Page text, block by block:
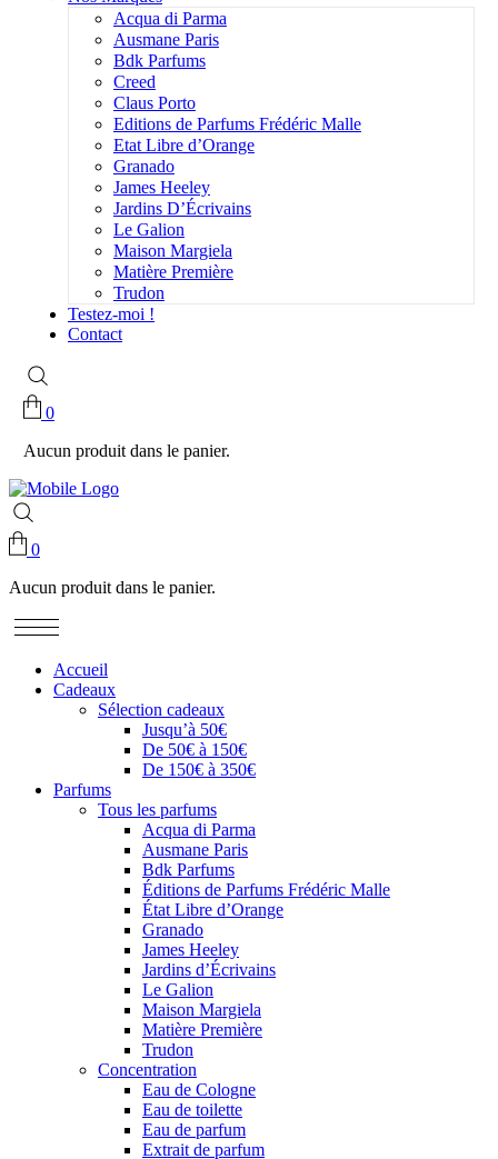
Acqua di Parma
Ausmane Paris
Bdk Parfums
Creed
Claus Porto
Editions de Parfums Frédéric Malle
Etat Libre d’Orange
Granado
James Heeley
Jardins D’Écrivains
Le Galion
Maison Margiela
Matière Première
Trudon
Testez-moi !
Contact
0
Aucun produit dans le panier.
0
Aucun produit dans le panier.
Accueil
Cadeaux
Sélection cadeaux
Jusqu’à 50€
De 50€ à 150€
De 150€ à 350€
Parfums
Tous les parfums
Acqua di Parma
Ausmane Paris
Bdk Parfums
Éditions de Parfums Frédéric Malle
État Libre d’Orange
Granado
James Heeley
Jardins d’Écrivains
Le Galion
Maison Margiela
Matière Première
Trudon
Concentration
Eau de Cologne
Eau de toilette
Eau de parfum
Extrait de parfum